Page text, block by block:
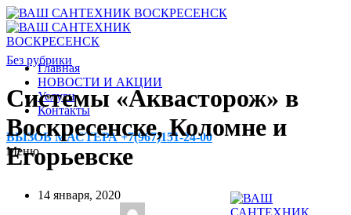
Главная
НОВОСТИ И АКЦИИ
Услуги
Контакты
ВЫЗОВ МАСТЕРА +7(967)151-24-00
Меню
Без рубрики
Системы «Аквасторож» в
Воскресенске, Коломне и
Егорьевске
14 января, 2020